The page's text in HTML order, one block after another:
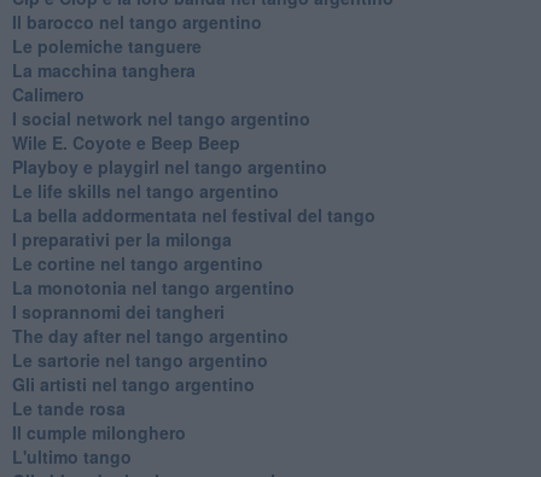
Il barocco nel tango argentino
Le polemiche tanguere
La macchina tanghera
Calimero
​I social network nel tango argentino
Wile E. Coyote e Beep Beep
Playboy e playgirl nel tango argentino
Le life skills nel tango argentino
La bella addormentata nel festival del tango
I preparativi per la milonga
Le cortine nel tango argentino
La monotonia nel tango argentino
I soprannomi dei tangheri
The day after nel tango argentino
Le sartorie nel tango argentino
Gli artisti nel tango argentino
Le tande rosa
Il cumple milonghero
L'ultimo tango